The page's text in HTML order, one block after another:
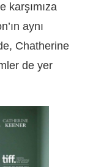
karşımıza
aynı
Chatherine
de yer